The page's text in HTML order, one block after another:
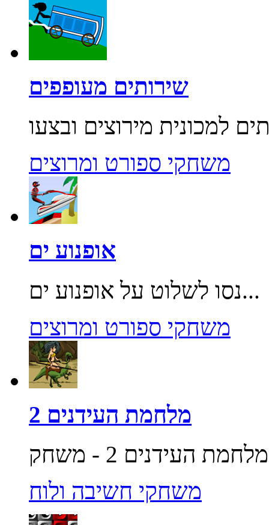
שירותים מעופפים
משחקי ספורט ומרוצים
אופנוע ים
נסו לשלוט על אופנוע ים...
משחקי ספורט ומרוצים
מלחמת העידנים 2
משחקי חשיבה ולוח